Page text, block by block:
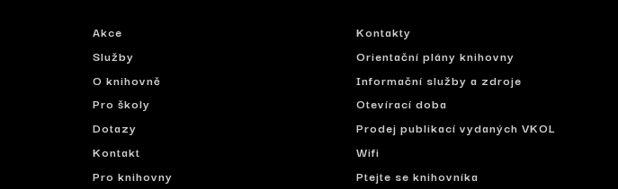
Akce
Služby
O knihovně
Pro školy
Dotazy
Kontakt
Pro knihovny
Kontakty
Orientační plány knihovny
Informační služby a zdroje
Otevírací doba
Prodej publikací vydaných VKOL
Wifi
Ptejte se knihovníka